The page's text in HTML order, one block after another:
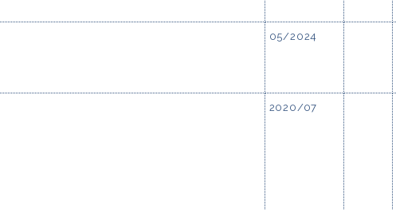
05/2024
2020/07